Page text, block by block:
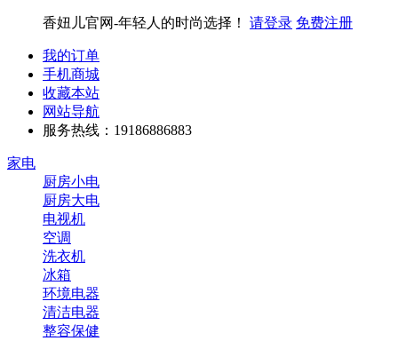
香妞儿官网-年轻人的时尚选择！ 请登录 免费注册
我的订单
手机商城
收藏本站
网站导航
服务热线：19186886883
家电
厨房小电
厨房大电
电视机
空调
洗衣机
冰箱
环境电器
清洁电器
整容保健